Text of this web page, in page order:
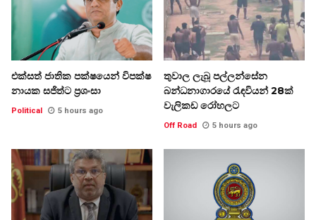
එක්සත් ජාතික පක්ෂයෙන් විපක්ෂ
නායක සජිත්ට ප්‍රශංසා
Political 5 hours ago
තුවාල ලැබූ පල්ලන්සේන
බන්ධනාගාරයේ රැඳවියන් 28ක්
වැලිකඩ රෝහලට
Off Road 5 hours ago